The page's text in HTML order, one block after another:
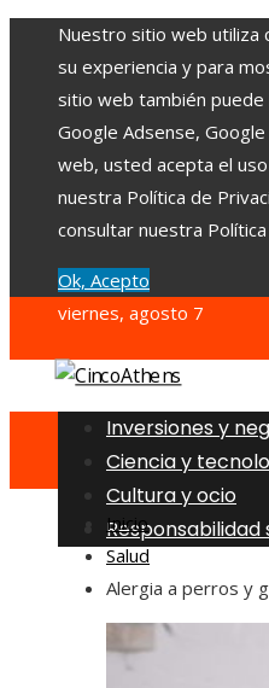
Nuestro sitio web utiliza
su experiencia y para
sitio web también puede
Google Adsense,
web, usted acepta el
nuestra Política de
consultar nuestra
Ok, Acepto
viernes, agosto 7
Inversiones y
Ciencia y
Cultura y ocio
Responsabilidad
Inicio
Salud
Alergia a perros y